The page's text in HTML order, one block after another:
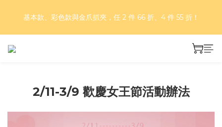
折，滿五件享7折！
基本款、彩色款與金爪抓夾，任 2 件 66 折、4 件 55 折！
好評再延長！夏日年中慶 part II｜正價商品 8 折，滿三件享75
2/11-3/9 歡慶女王節活動辦法